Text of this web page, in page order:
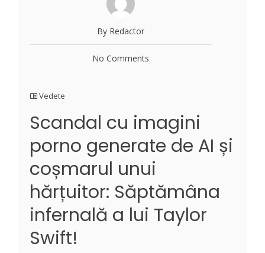
By Redactor
No Comments
Vedete
Scandal cu imagini
porno generate de AI și
coșmarul unui
hărțuitor: Săptămâna
infernală a lui Taylor
Swift!